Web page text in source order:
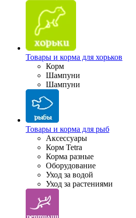
Товары и корма для хорьков
Корм
Шампуни
Шампуни
Товары и корма для рыб
Аксессуары
Корм Tetra
Корма разные
Оборудование
Уход за водой
Уход за растениями